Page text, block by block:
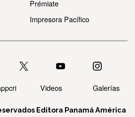
Prémiate
Impresora Pacífico
Videos Galerías
Editora Panamá América